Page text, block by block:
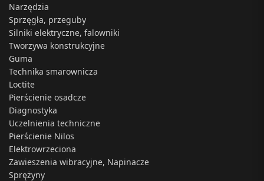
Narzędzia
Sprzęgła, przeguby
Silniki elektryczne, falowniki
Tworzywa konstrukcyjne
Guma
Technika smarownicza
Loctite
Pierścienie osadcze
Diagnostyka
Uczelnienia techniczne
Pierścienie Nilos
Elektrowrzeciona
Zawieszenia wibracyjne, Napinacze
Sprężyny